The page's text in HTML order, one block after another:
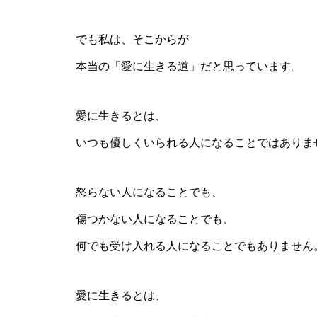
でも私は、そこからが
本当の「愛に生きる道」だと思っています。
愛に生きるとは、
いつも優しくいられる人になることではありま
怒らない人になることでも、
傷つかない人になることでも、
何でも受け入れる人になることでもありません
愛に生きるとは、